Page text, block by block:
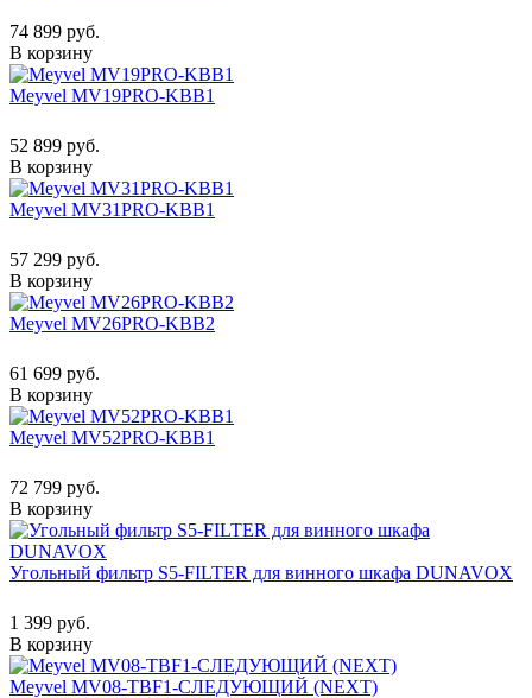
74 899 руб.
В корзину
Meyvel MV19PRO-KBB1
52 899 руб.
В корзину
Meyvel MV31PRO-KBB1
57 299 руб.
В корзину
Meyvel MV26PRO-KBB2
61 699 руб.
В корзину
Meyvel MV52PRO-KBB1
72 799 руб.
В корзину
Угольный фильтр S5-FILTER для винного шкафа DUNAVOX
1 399 руб.
В корзину
Meyvel MV08-TBF1-СЛЕДУЮЩИЙ (NEXT)